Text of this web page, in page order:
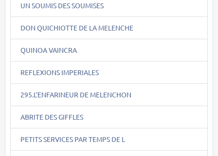
UN SOUMIS DES SOUMISES
DON QUICHIOTTE DE LA MELENCHE
QUINOA VAINCRA
REFLEXIONS IMPERIALES
295.L'ENFARINEUR DE MELENCHON
ABRITE DES GIFFLES
PETITS SERVICES PAR TEMPS DE L